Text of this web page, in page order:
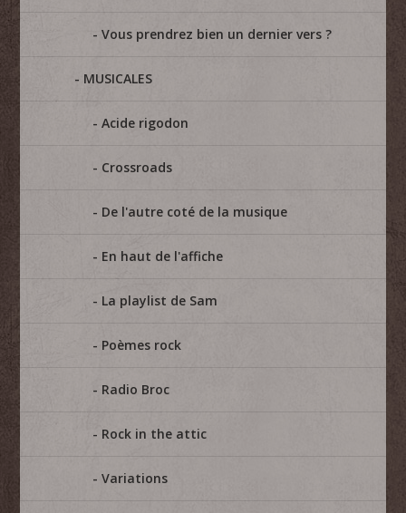
Vous prendrez bien un dernier vers ?
MUSICALES
Acide rigodon
Crossroads
De l'autre coté de la musique
En haut de l'affiche
La playlist de Sam
Poèmes rock
Radio Broc
Rock in the attic
Variations